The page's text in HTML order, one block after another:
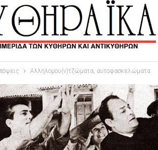
Αλληλομου(ν)τζώματα, αυτοφασκελώματα